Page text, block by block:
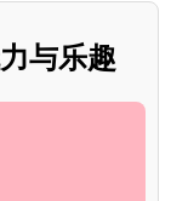
与乐趣